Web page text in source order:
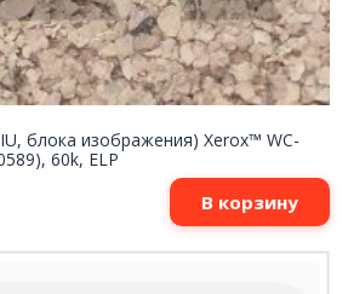
блока изображения) Xerox™ WC-
60k, ELP
В корзину